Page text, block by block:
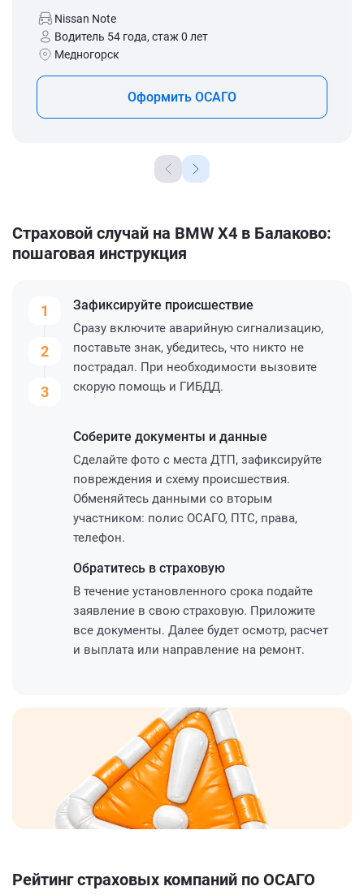
Nissan Note
Водитель 54 года, стаж 0 лет
Медногорск
Оформить ОСАГО
Страховой случай на BMW X4 в Балаково:
пошаговая инструкция
1
2
3
Зафиксируйте происшествие
Сразу включите аварийную сигнализацию,
поставьте знак, убедитесь, что никто не
пострадал. При необходимости вызовите
скорую помощь и ГИБДД.
Соберите документы и данные
Сделайте фото с места ДТП, зафиксируйте
повреждения и схему происшествия.
Обменяйтесь данными со вторым
участником: полис ОСАГО, ПТС, права,
телефон.
Обратитесь в страховую
В течение установленного срока подайте
заявление в свою страховую. Приложите
все документы. Далее будет осмотр, расчет
и выплата или направление на ремонт.
Рейтинг страховых компаний по ОСАГО